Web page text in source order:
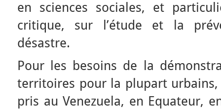
en sciences sociales, et
critique, sur l’étude et la
désastre.
Pour les besoins de la
territoires pour la plupart urbains,
pris au Venezuela, en Equateur,